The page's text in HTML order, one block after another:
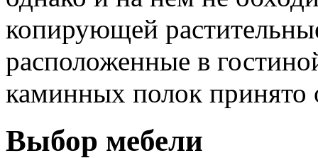
копирующей
расположенные в
каминных полок принято
Выбор мебели